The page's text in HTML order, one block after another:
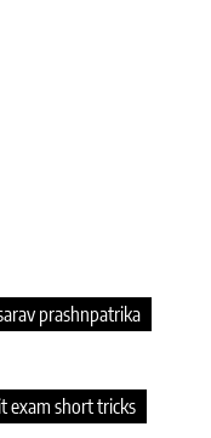
prashnpatrika
exam short tricks